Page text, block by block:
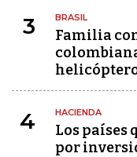
3 BRASIL
Familia
4 HACIENDA
Los países
por